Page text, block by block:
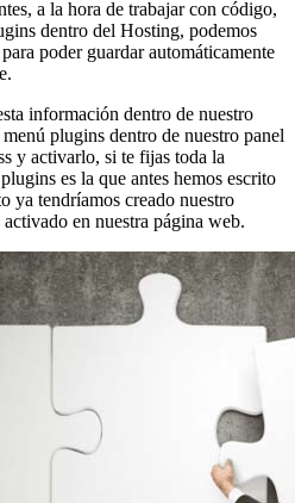
a la hora de trabajar con código,
dentro del Hosting, podemos
poder guardar automáticamente
información dentro de nuestro
plugins dentro de nuestro panel
y activarlo, si te fijas toda la
es la que antes hemos escrito
ya tendríamos creado nuestro
en nuestra página web.